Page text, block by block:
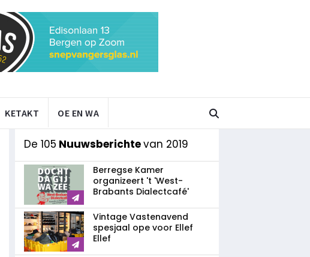
KETAKT OE EN WA
De 105 Nuuwsberichtevan 2019
Berregse Kamer
organizeert 't 'West-
Brabants Dialectcafé'
Vintage Vastenavend
spesjaal ope voor Ellef
Ellef